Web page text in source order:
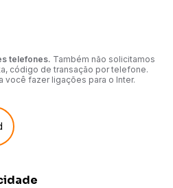
telefones. Também não solicitamos
código de transação por telefone.
você fazer ligações para o Inter.